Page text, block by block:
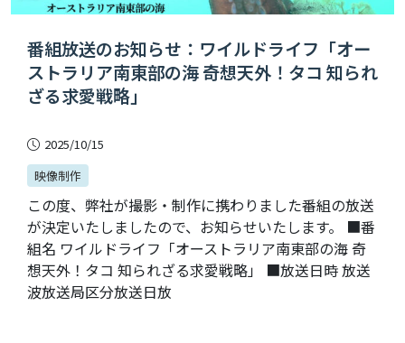
番組放送のお知らせ：ワイルドライフ「オー
ストラリア南東部の海 奇想天外！タコ 知られ
ざる求愛戦略」
2025/10/15
映像制作
この度、弊社が撮影・制作に携わりました番組の放送
が決定いたしましたので、お知らせいたします。 ■番
組名 ワイルドライフ「オーストラリア南東部の海 奇
想天外！タコ 知られざる求愛戦略」 ■放送日時 放送
波放送局区分放送日放